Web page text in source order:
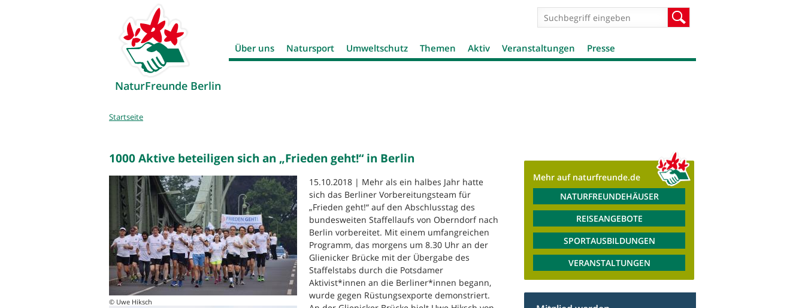
NaturFreunde Berlin
Suchformular
Über uns Natursport Umweltschutz Themen Aktiv Veranstaltungen Presse
Sie
Startseite
1000 Aktive beteiligen sich an „Frieden geht!“ in Berlin
© Uwe Hiksch
15.10.2018 | Mehr als ein halbes Jahr hatte
sich das Berliner Vorbereitungsteam für
„Frieden geht!“ auf den Abschlusstag des
bundesweiten Staffellaufs von Oberndorf nach
Berlin vorbereitet. Mit einem umfangreichen
Programm, das morgens um 8.30 Uhr an der
Glienicker Brücke mit der Übergabe des
Staffelstabs durch die Potsdamer
Aktivist*innen an die Berliner*innen begann,
wurde gegen Rüstungsexporte demonstriert.
Mehr auf naturfreunde.de
NATURFREUNDEHÄUSER
REISEANGEBOTE
SPORTAUSBILDUNGEN
VERANSTALTUNGEN